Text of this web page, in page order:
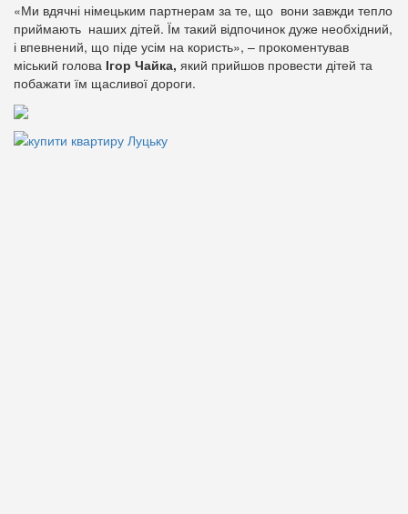
«Ми вдячні німецьким партнерам за те, що вони завжди тепло
приймають наших дітей. Їм такий відпочинок дуже необхідний,
і впевнений, що піде усім на користь», – прокоментував
міський голова Ігор Чайка, який прийшов провести дітей та
побажати їм щасливої дороги.